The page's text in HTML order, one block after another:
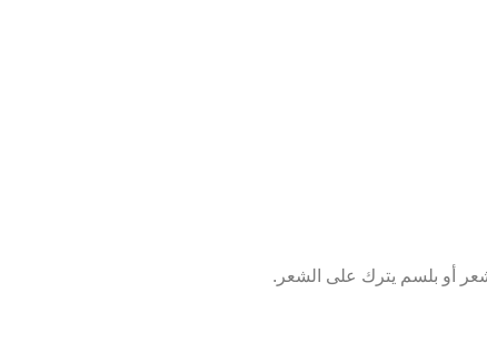
أو بلسم يترك على الشعر.